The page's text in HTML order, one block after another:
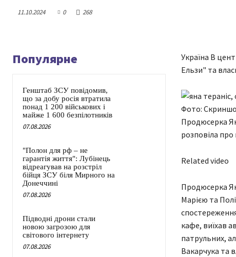
11.10.2024 0 268
Популярне
Генштаб ЗСУ повідомив,
що за добу росія втратила
понад 1 200 військових і
майже 1 600 безпілотників
07.08.2026
"Полон для рф – не
гарантія життя": Лубінець
відреагував на розстріл
бійця ЗСУ біля Мирного на
Донеччині
07.08.2026
Підводні дрони стали
новою загрозою для
світового інтернету
07.08.2026
Україна В
Ельзи" та
Фото:
Продюсерка
розповіла
Related video
Продюсерка
Марією та
кафе, виїхав
патрульних,
Вакарчука та